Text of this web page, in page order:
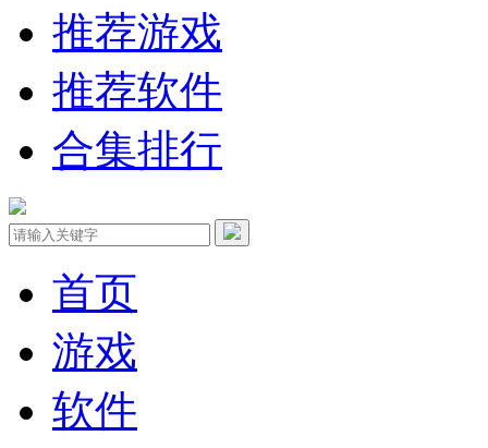
推荐游戏
推荐软件
合集排行
首页
游戏
软件